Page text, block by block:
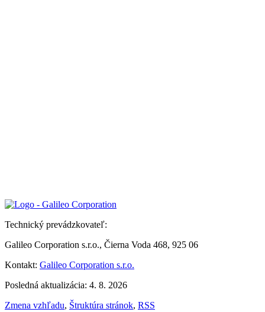
Technický prevádzkovateľ:
Galileo Corporation s.r.o., Čierna Voda 468, 925 06
Kontakt: Galileo Corporation s.r.o.
Posledná aktualizácia: 4. 8. 2026
Zmena vzhľadu, Štruktúra stránok, RSS